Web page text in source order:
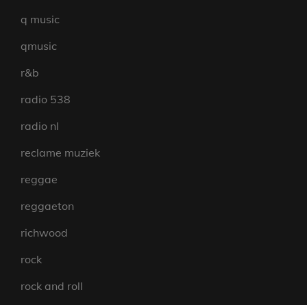
q music
qmusic
r&b
radio 538
radio nl
reclame muziek
reggae
reggaeton
richwood
rock
rock and roll